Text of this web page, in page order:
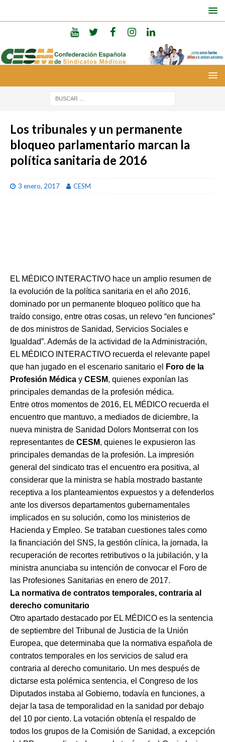
Los tribunales y un permanente
bloqueo parlamentario marcan la
política sanitaria de 2016
3 enero, 2017 CESM
EL MÉDICO INTERACTIVO hace un amplio resumen de
la evolución de la política sanitaria en el año 2016,
dominado por un permanente bloqueo político que ha
traído consigo, entre otras cosas, un relevo “en funciones”
de dos ministros de Sanidad, Servicios Sociales e
Igualdad”. Además de la actividad de la Administración,
EL MÉDICO INTERACTIVO recuerda el relevante papel
que han jugado en el escenario sanitario el
Foro de la
Profesión Médica y CESM, quienes exponían las
principales demandas de la profesión médica.
Entre otros momentos de 2016, EL MÉDICO recuerda el
encuentro que mantuvo, a mediados de diciembre, la
nueva ministra de Sanidad Dolors Montserrat con los
representantes de CESM, quienes le expusieron las
principales demandas de la profesión. La impresión
general del sindicato tras el encuentro era positiva, al
considerar que la ministra se había mostrado bastante
receptiva a los planteamientos expuestos y a defenderlos
ante los diversos departamentos gubernamentales
implicados en su solución, como los ministerios de
Hacienda y Empleo. Se trataban cuestiones tales como
la financiación del SNS, la gestión clínica, la jornada, la
recuperación de recortes retributivos o la jubilación, y la
ministra anunciaba su intención de convocar el Foro de
las Profesiones Sanitarias en enero de 2017.
La normativa de contratos temporales, contraria al
derecho comunitario
Otro apartado destacado por EL MÉDICO es la sentencia
de septiembre del Tribunal de Justicia de la Unión
Europea, que determinaba que la normativa española de
contratos temporales en los servicios de salud era
contraria al derecho comunitario. Un mes después de
dictarse esta polémica sentencia, el Congreso de los
Diputados instaba al Gobierno, todavía en funciones, a
dejar la tasa de temporalidad en la sanidad por debajo
del 10 por ciento. La votación obtenía el respaldo de
todos los grupos de la Comisión de Sanidad, a excepción